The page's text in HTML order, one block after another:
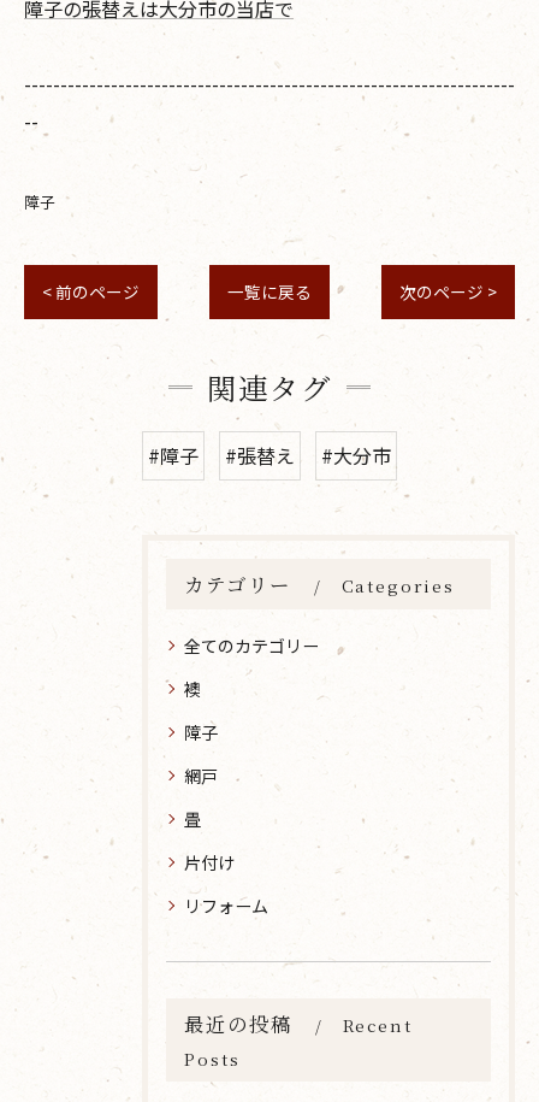
障子の張替えは大分市の当店で
--------------------------------------------------------------------
--
障子
< 前のページ 一覧に戻る 次のページ >
関連タグ
#障子 #張替え #大分市
カテゴリー Categories
全てのカテゴリー
襖
障子
網戸
畳
片付け
リフォーム
最近の投稿
Recent
Posts